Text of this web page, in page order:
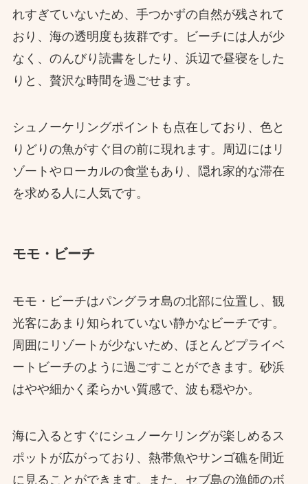
れすぎていないため、手つかずの自然が残されて
おり、海の透明度も抜群です。ビーチには人が少
なく、のんびり読書をしたり、浜辺で昼寝をした
りと、贅沢な時間を過ごせます。
シュノーケリングポイントも点在しており、色と
りどりの魚がすぐ目の前に現れます。周辺にはリ
ゾートやローカルの食堂もあり、隠れ家的な滞在
を求める人に人気です。
モモ・ビーチ
モモ・ビーチはパングラオ島の北部に位置し、観
光客にあまり知られていない静かなビーチです。
周囲にリゾートが少ないため、ほとんどプライベ
ートビーチのように過ごすことができます。砂浜
はやや細かく柔らかい質感で、波も穏やか。
海に入るとすぐにシュノーケリングが楽しめるス
ポットが広がっており、熱帯魚やサンゴ礁を間近
に見ることができます。また、セブ島の漁師のボ